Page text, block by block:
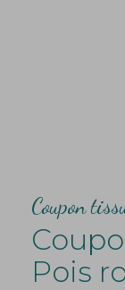
Coupon
Pois